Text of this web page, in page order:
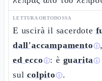
LETTURA ORTODOSSA
E uscirà il sacerdote
dall'accampamentoⓘ
ed eccoⓘ: è guaritaⓘ
sulcolpitoⓘ.